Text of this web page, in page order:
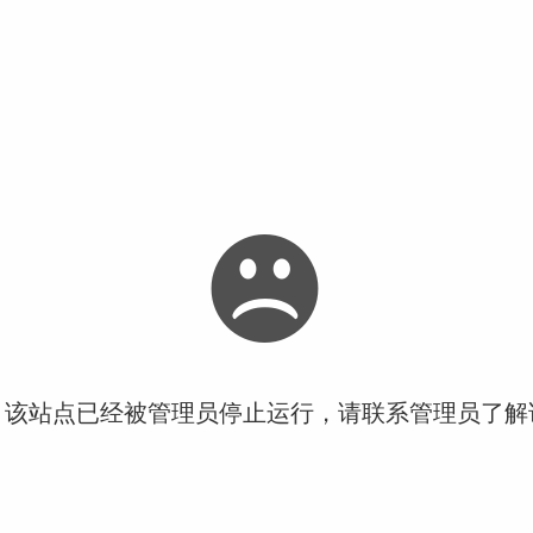
站点已经被管理员停止运行，请联系管理员了